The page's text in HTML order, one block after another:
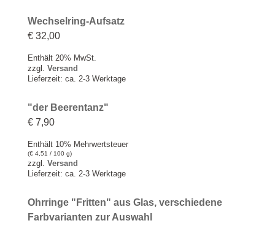
Wechselring-Aufsatz
€32,00
Enthält 20% MwSt.
zzgl. Versand
Lieferzeit: ca. 2-3 Werktage
"der Beerentanz"
€7,90
Enthält 10% Mehrwertsteuer
(€4,51 / 100 g)
zzgl. Versand
Lieferzeit: ca. 2-3 Werktage
Ohrringe "Fritten" aus Glas, verschiedene
Farbvarianten zur Auswahl